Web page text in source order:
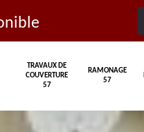
TRAVAUX DE
COUVERTURE
57
RAMONAGE
57